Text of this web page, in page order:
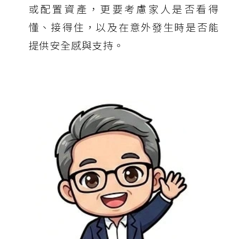
或配置資產，更要考慮家人是否看得
懂、接得住，以及在意外發生時是否能
提供安全感與支持。